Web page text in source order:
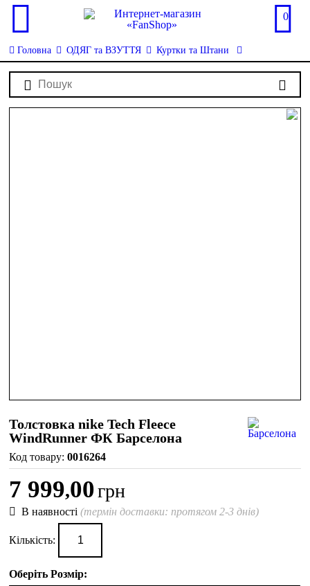
0
Головна ОДЯГ та ВЗУТТЯ Куртки та Штани
Толстовка nike Tech Fleece
WindRunner ФК Барселона
0016264
7 999,00грн
В наявності(термін доставки: протягом 2-3 днів)
Кількість:
Оберіть Розмір: